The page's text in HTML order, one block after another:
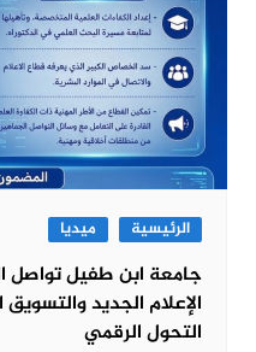
الرئيسية ميديا
جامعة ابن طفيل تواصل
الإعلام الجديد
التحول الرقمي